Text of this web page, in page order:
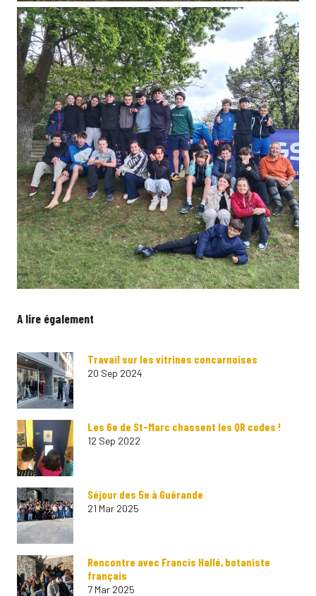
A lire également
Travail sur les vitrines concarnoises
20 Sep 2024
Les 6e de St-Marc chassent les QR codes !
12 Sep 2022
Séjour des 5e à Guérande
21 Mar 2025
Rencontre avec Francis Hallé, botaniste
français
7 Mar 2025